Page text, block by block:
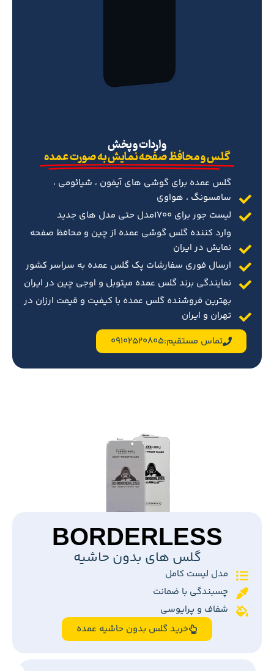
‌واردات و پخش
گلس و محافظ صفحه نمایش به صورت عمده
گلس عمده برای گوشی های آیفون ، شیائومی ،
سامسونگ ، هواوی
لیست جور برای 1700مدل حتی مدل های جدید
وارد کننده گلس گوشی عمده از چین و محافظ صفحه
نمایش در ایران
ارسال فوری سفارشات پک گلس عمده به سراسر کشور
نمایندگی برند گلس عمده میتوبل و اوجی چین در ایران
بهترین فروشنده گلس عمده با کیفیت و قیمت ارزان در
تهران و ایران
تماس مستقیم:09102520805
BORDERLESS
گلس های بدون حاشیه
مدل لیست کامل
چسبندگی با ضمانت
شفاف و پرایوسی
خرید گلس بدون حاشیه عمده